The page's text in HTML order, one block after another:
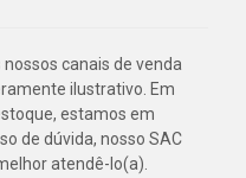
canais de venda
ilustrativo. Em
estamos em
de dúvida, nosso SAC
atendê-lo(a).